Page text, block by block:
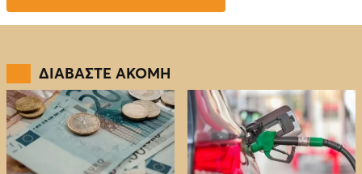
ΔΙΑΒΑΣΤΕ ΑΚΟΜΗ